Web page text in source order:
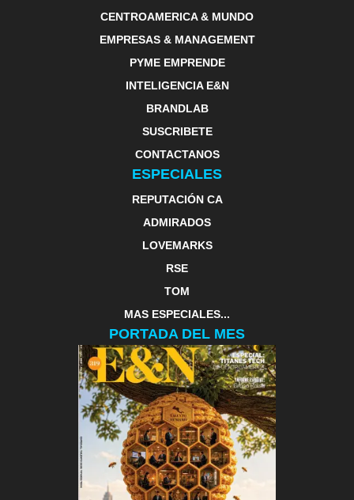
CENTROAMERICA & MUNDO
EMPRESAS & MANAGEMENT
PYME EMPRENDE
INTELIGENCIA E&N
BRANDLAB
SUSCRIBETE
CONTACTANOS
ESPECIALES
REPUTACIÓN CA
ADMIRADOS
LOVEMARKS
RSE
TOM
MAS ESPECIALES...
PORTADA DEL MES